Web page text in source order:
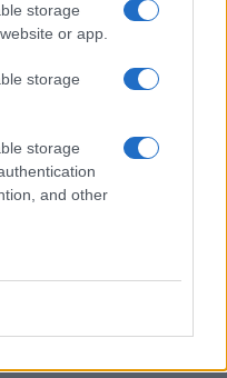
storage
or app.
storage
storage
and other
στα διεθνή
στοχευμένη καμπάνια
εγγυόμαστε ένα
και εμπορικών